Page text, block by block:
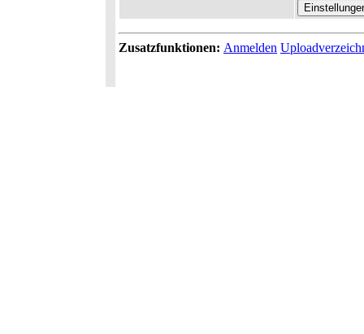
Zusatzfunktionen: Anmelden